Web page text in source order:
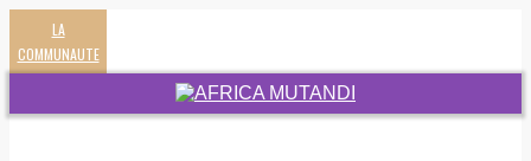
LA
COMMUNAUTE